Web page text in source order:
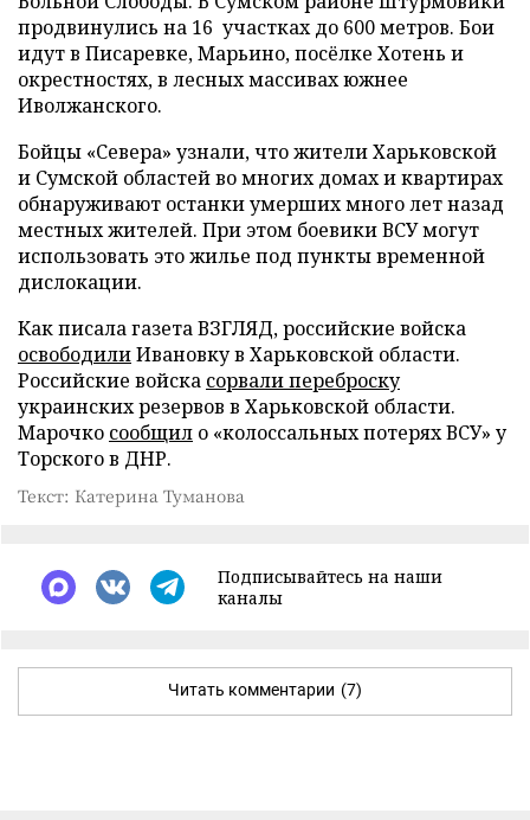
продвинулись на 16 участках до 600 метров. Бои
идут в Писаревке, Марьино, посёлке Хотень и
окрестностях, в лесных массивах южнее
Иволжанского.
Бойцы «Севера» узнали, что жители Харьковской
и Сумской областей во многих домах и квартирах
обнаруживают останки умерших много лет назад
местных жителей. При этом боевики ВСУ могут
использовать это жилье под пункты временной
дислокации.
Как писала газета ВЗГЛЯД, российские войска
освободилиИвановку в Харьковской области.
Российские войска сорвали переброску
украинских резервов в Харьковской области.
Марочко сообщил о «колоссальных потерях ВСУ» у
Торского в ДНР.
Текст: Катерина Туманова
Подписывайтесь на наши
каналы
Читать комментарии (7)